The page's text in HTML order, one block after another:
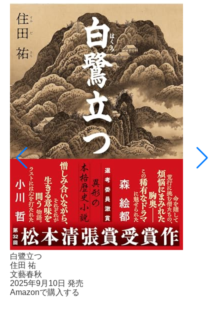
白鷺立つ
住田 祐
文藝春秋
2025年9月10日 発売
Amazonで購入する